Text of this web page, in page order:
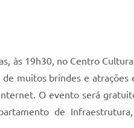
às 19h30, no Centro
muitos brindes e atrações
O evento será
de